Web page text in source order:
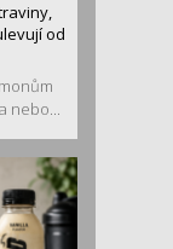
od
nebo...